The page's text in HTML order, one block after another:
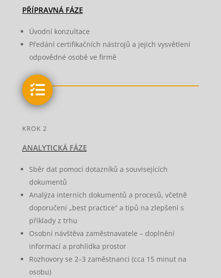
PŘÍPRAVNÁ FÁZE
Úvodní konzultace
Předání certifikačních nástrojů a jejich vysvětlení
odpovědné osobě ve firmě

KROK 2
ANALYTICKÁ FÁZE
Sběr dat pomocí dotazníků a souvisejících
dokumentů
Analýza interních dokumentů a procesů, včetně
doporučení „best practice“ a tipů na zlepšení s
příklady z trhu
Osobní návštěva zaměstnavatele – doplnění
informací a prohlídka prostor
Rozhovory se 2–3 zaměstnanci (cca 15 minut na
osobu)